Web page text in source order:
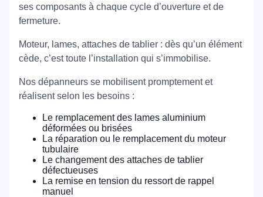
ses composants à chaque cycle d’ouverture et de
fermeture.
Moteur, lames, attaches de tablier : dès qu’un élément
cède, c’est toute l’installation qui s’immobilise.
Nos dépanneurs se mobilisent promptement et
réalisent selon les besoins :
Le remplacement des lames aluminium
déformées ou brisées
La réparation ou le remplacement du moteur
tubulaire
Le changement des attaches de tablier
défectueuses
La remise en tension du ressort de rappel
manuel